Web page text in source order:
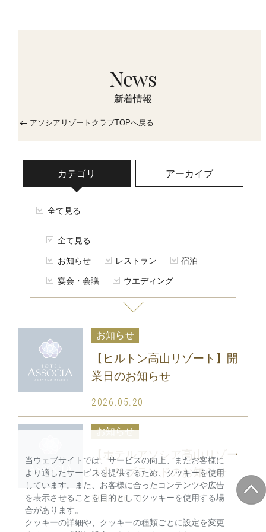
News
新着情報
アソシアリゾートクラブTOPへ戻る
カテゴリ アーカイブ
全て見る
全て見る
お知らせ レストラン 宿泊
宴会・会議 ウエディング
お知らせ
【ヒルトン高山リゾート】開
業日のお知らせ
2026.05.20
お知らせ
【ホテルアソシア高山リゾー
ト】リブランドのお知らせ
2025.06.11
当ウェブサイトでは、サービスの向上、またお客様に
より適したサービスを提供するため、クッキーを使用
しています。また、お客様に合ったコンテンツや広告
を表示させることを目的としてクッキーを使用する場
合があります。
クッキーの詳細や、クッキーの種類ごとに設定を変更